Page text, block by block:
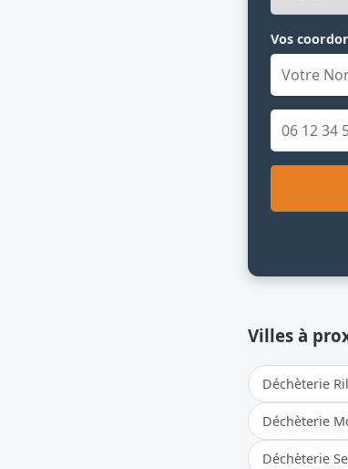
Vos
Villes à
Déchèterie
Déchèterie
Déchèterie